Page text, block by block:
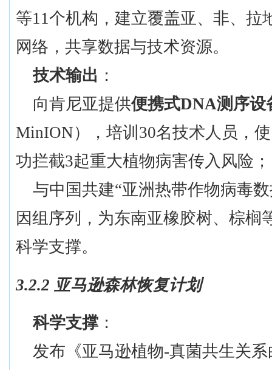
等11个机构，建立覆盖亚、非、拉
网络，共享数据与技术资源。
技术输出 ：
向肯尼亚提供便携式DNA测序设
MinION），培训30名技术人员，
功拦截3起重大植物病害传入风险；
与中国共建“亚洲热带作物病毒
因组序列，为东南亚橡胶树、棕榈
科学支撑。
3.2.2 亚马逊森林恢复计划
科学支撑 ：
发布《亚马逊植物-真菌共生关